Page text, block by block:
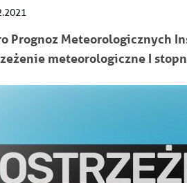
Prognoz Meteorologicznych
meteorologiczne I